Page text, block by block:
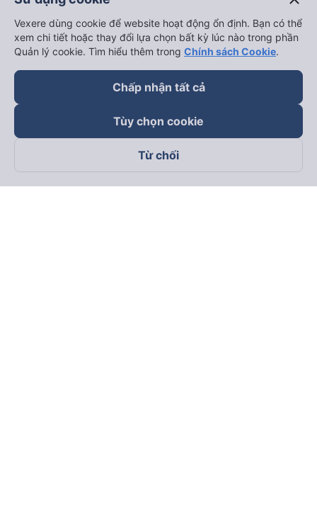
keyboard_arrow_down
Về chúng tôi
keyboard_arrow_down
Trở thành đối tác
Vexere dùng cookie để website hoạt động ổn định. Bạn có thể
xem chi tiết hoặc thay đổi lựa chọn bất kỳ lúc nào trong phần
Quản lý cookie. Tìm hiểu thêm trong Chính sách Cookie.
Chấp nhận tất cả
Tùy chọn cookie
Từ chối